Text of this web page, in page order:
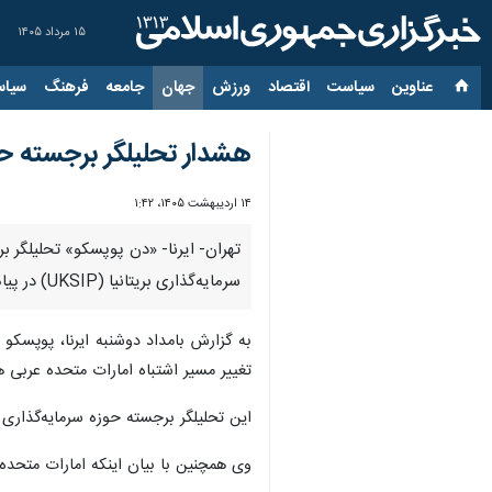
۱۵ مرداد ۱۴۰۵
عناوین‌ سیاست اقتصاد ورزش جهان جامعه فرهنگ
هشدار تحلیلگر برجسته
۱۴ اردیبهشت ۱۴۰۵، ۱:۴۲